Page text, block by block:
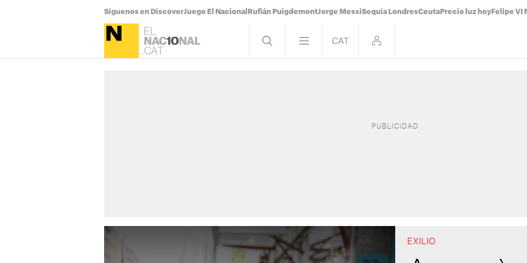
Síguenos en DiscoverJuego El Nacional Rufián PuigdemontJorge MessiSequía LondresCeuta Precio luz hoy Felipe VI
EXILIO